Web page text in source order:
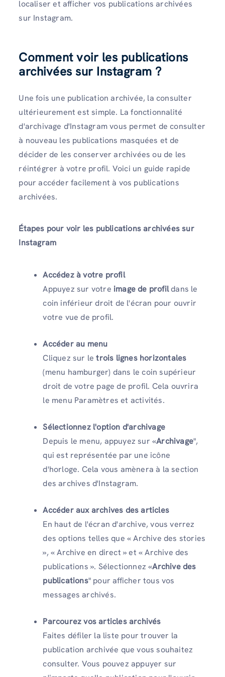
localiser et afficher vos publications archivées
sur Instagram.
Comment voir les publications
archivées sur Instagram ?
Une fois une publication archivée, la consulter
ultérieurement est simple. La fonctionnalité
d'archivage d'Instagram vous permet de consulter
à nouveau les publications masquées et de
décider de les conserver archivées ou de les
réintégrer à votre profil. Voici un guide rapide
pour accéder facilement à vos publications
archivées.
Étapes pour voir les publications archivées sur
Instagram
Accédez à votre profil
Appuyez sur votre image de profildans le
coin inférieur droit de l'écran pour ouvrir
votre vue de profil.
Accéder au menu
Cliquez sur letrois lignes horizontales
(menu hamburger) dans le coin supérieur
droit de votre page de profil. Cela ouvrira
le menu Paramètres et activités.
Sélectionnez l'option d'archivage
Depuis le menu, appuyez sur «Archivage",
qui est représentée par une icône
d'horloge. Cela vous amènera à la section
des archives d'Instagram.
Accéder aux archives des articles
En haut de l'écran d'archive, vous verrez
des options telles que « Archive des stories
», « Archive en direct » et « Archive des
publications ». Sélectionnez «Archive des
publications" pour afficher tous vos
messages archivés.
Parcourez vos articles archivés
Faites défiler la liste pour trouver la
publication archivée que vous souhaitez
consulter. Vous pouvez appuyer sur